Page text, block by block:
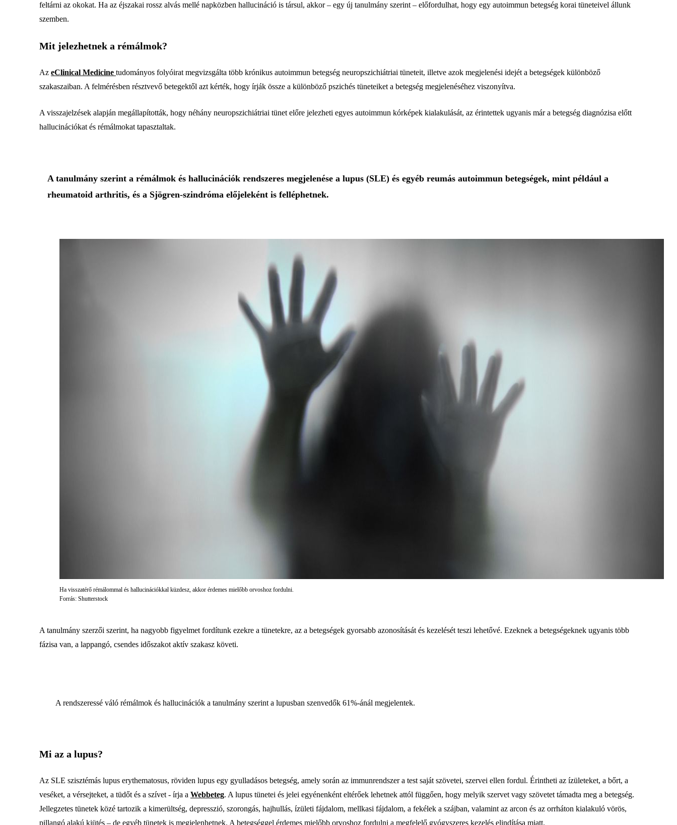
feltárni az okokat. Ha az éjszakai rossz alvás mellé napközben hallucináció is társul, akkor – egy új tanulmány szerint – előfordulhat, hogy egy autoimmun betegség korai tüneteivel állunk
szemben.
Mit jelezhetnek a rémálmok?
Az eClinical Medicine tudományos folyóirat megvizsgálta több krónikus autoimmun betegség neuropszichiátriai tüneteit, illetve azok megjelenési idejét a betegségek különböző
szakaszaiban. A felmérésben résztvevő betegektől azt kérték, hogy írják össze a különböző pszichés tüneteiket a betegség megjelenéséhez viszonyítva.
A visszajelzések alapján megállapították, hogy néhány neuropszichiátriai tünet előre jelezheti egyes autoimmun kórképek kialakulását, az érintettek ugyanis már a betegség diagnózisa előtt
hallucinációkat és rémálmokat tapasztaltak.
A tanulmány szerint a rémálmok és hallucinációk rendszeres megjelenése a lupus (SLE) és egyéb reumás autoimmun betegségek, mint például a
rheumatoid arthritis, és a Sjögren-szindróma előjeleként is felléphetnek.
Ha visszatérő rémálommal és hallucinációkkal küzdesz, akkor érdemes mielőbb orvoshoz fordulni.
Forrás: Shutterstock
A tanulmány szerzői szerint, ha nagyobb figyelmet fordítunk ezekre a tünetekre, az a betegségek gyorsabb azonosítását és kezelését teszi lehetővé. Ezeknek a betegségeknek ugyanis több
fázisa van, a lappangó, csendes időszakot aktív szakasz követi.
A rendszeressé váló rémálmok és hallucinációk a tanulmány szerint a lupusban szenvedők 61%-ánál megjelentek.
Mi az a lupus?
Az SLE szisztémás lupus erythematosus, röviden lupus egy gyulladásos betegség, amely során az immunrendszer a test saját szövetei, szervei ellen fordul. Érintheti az ízületeket, a bőrt, a
veséket, a vérsejteket, a tüdőt és a szívet - írja a Webbeteg. A lupus tünetei és jelei egyénenként eltérőek lehetnek attól függően, hogy melyik szervet vagy szövetet támadta meg a betegség.
Jellegzetes tünetek közé tartozik a kimerültség, depresszió, szorongás, hajhullás, ízületi fájdalom, mellkasi fájdalom, a fekélek a szájban, valamint az arcon és az orrháton kialakuló vörös,
pillangó alakú kiütés – de egyéb tünetek is megjelenhetnek. A betegséggel érdemes mielőbb orvoshoz fordulni a megfelelő gyógyszeres kezelés elindítása miatt.